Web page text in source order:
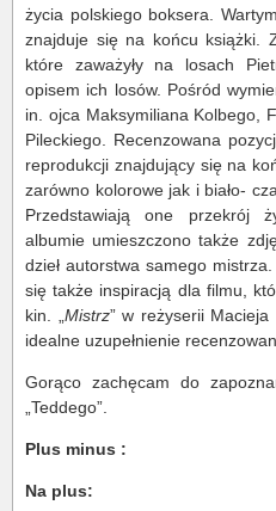
życia polskiego boksera.
znajduje się na końcu książki.
które zaważyły na losach
opisem ich losów. Pośród
in. ojca Maksymiliana Kolbego,
Pileckiego. Recenzowana
reprodukcji znajdujący się na
zarówno kolorowe jak i biało-
Przedstawiają one przekrój
albumie umieszczono także
dzieł autorstwa samego
się także inspiracją dla filmu,
kin. „ Mistrz” w reżyserii
idealne uzupełnienie
Gorąco zachęcam do
„Teddego”.
Plus minus :
Na plus: